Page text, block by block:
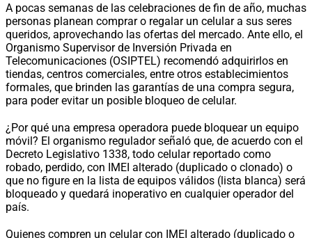
A pocas semanas de las celebraciones de fin de año, muchas
personas planean comprar o regalar un celular a sus seres
queridos, aprovechando las ofertas del mercado. Ante ello, el
Organismo Supervisor de Inversión Privada en
Telecomunicaciones (OSIPTEL) recomendó adquirirlos en
tiendas, centros comerciales, entre otros establecimientos
formales, que brinden las garantías de una compra segura,
para poder evitar un posible bloqueo de celular.
¿Por qué una empresa operadora puede bloquear un equipo
móvil? El organismo regulador señaló que, de acuerdo con el
Decreto Legislativo 1338, todo celular reportado como
robado, perdido, con IMEI alterado (duplicado o clonado) o
que no figure en la lista de equipos válidos (lista blanca) será
bloqueado y quedará inoperativo en cualquier operador del
país.
Quienes compren un celular con IMEI alterado (duplicado o